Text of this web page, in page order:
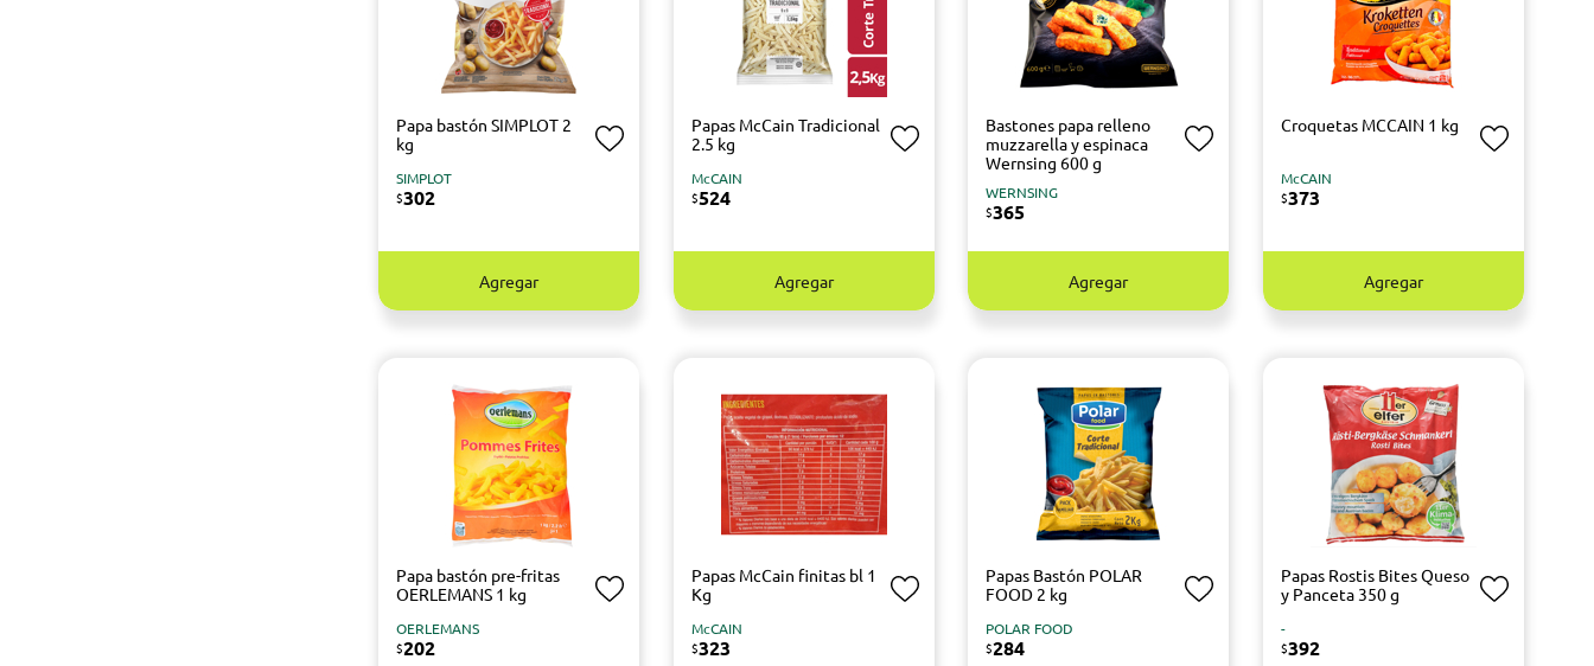
Papa bastón SIMPLOT 2
kg
SIMPLOT
$302
Agregar
Papas McCain Tradicional
2.5 kg
McCAIN
$524
Agregar
Bastones papa relleno
muzzarella y espinaca
Wernsing 600 g
WERNSING
$365
Agregar
Croquetas MCCAIN 1 kg
McCAIN
$373
Agregar
Papa bastón pre-fritas
OERLEMANS 1 kg
OERLEMANS
$202
Papas McCain finitas bl 1
Kg
McCAIN
$323
Papas Bastón POLAR
FOOD 2 kg
POLAR FOOD
$284
Papas Rostis Bites Queso
y Panceta 350 g
-
$392